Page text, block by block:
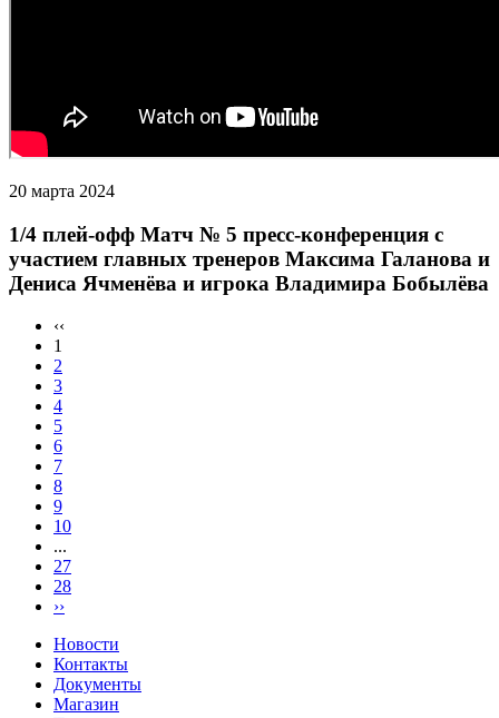
20 марта 2024
1/4 плей-офф Матч № 5 пресс-конференция с
участием главных тренеров Максима Галанова и
Дениса Ячменёва и игрока Владимира Бобылёва
‹‹
1
2
3
4
5
6
7
8
9
10
...
27
28
››
Новости
Контакты
Документы
Магазин